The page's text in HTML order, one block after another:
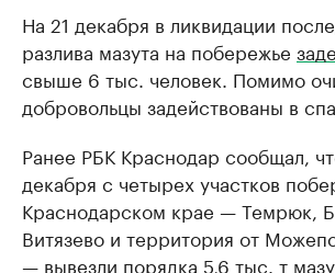
На 21 декабря в ликвидации
разлива мазута на побережье
свыше 6 тыс. человек. Помимо
добровольцы задействованы в
Ранее РБК Краснодар сообщал,
декабря с четырех участков
Краснодарском крае — Темрюк,
Витязево и территория от
— вывезли порядка 5,6 тыс. т